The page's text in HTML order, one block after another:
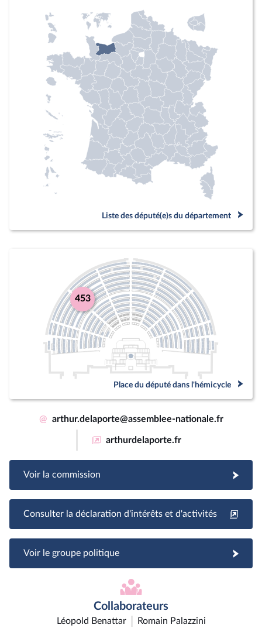
Liste des député(e)s du département
453
Place du député dans l'hémicycle
@ arthur.delaporte@assemblee-nationale.fr
arthurdelaporte.fr
Voir la commission
Consulter la déclaration d'intérêts et d'activités
Voir le groupe politique
Collaborateurs
Léopold Benattar Romain Palazzini